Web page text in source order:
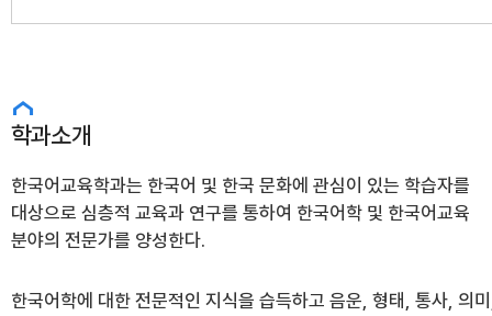
학과소개
한국어교육학과는 한국어 및 한국 문화에 관심이 있는 학습자를
대상으로 심층적 교육과 연구를 통하여 한국어학 및 한국어교육
분야의 전문가를 양성한다.
한국어학에 대한 전문적인 지식을 습득하고 음운, 형태, 통사, 의